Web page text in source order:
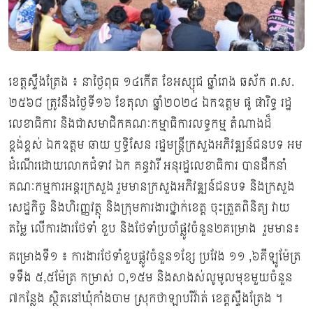
ខេត្តស្ទឹងត្រែង ៖ នាថ្ងៃពុធ ១៤កើត ខែអស្សុជ ឆ្នាំរោង ឆស័ក ព.ស.
២៥៦៨ ត្រូវនឹងថ្ងៃទី១៦ ខែតុលា ឆ្នាំ២០២៤ ឯកឧត្តម ផូ ផារិទ្ធ រដ្ឋ
លេខាធិការ និងជាសមាជិកគណៈកម្មាធិការលទ្ធកម្ម តំណាងដ៏
ខ្ពង់ខ្ពស់ ឯកឧត្តម ឆាយ ឫទ្ធិសែន រដ្ឋមន្ត្រីក្រសួងអភិវឌ្ឍន៍ជនបទ អម
ដំណើរដោយលោកជំទាវ ឯក គន្ធវារី អនុរដ្ឋលេខាធិការ បានដឹកនាំ
គណៈកម្មការអន្តរក្រសួង រួមមានក្រសួងអភិវឌ្ឍន៍ជនបទ និងក្រសួង
សេដ្ឋកិច្ច និងហិរញ្ញវត្ថុ និងក្រុមការងារថ្នាក់ខេត្ត ចុះត្រួតពិនិត្យ វាយ
តម្លៃ លើការងារថែទាំ ខួប និងថែទាំប្រចាំផ្លូវចំនួន២គម្រោង រួមមាន៖
គម្រោងទី១ ៖ ការងារថែទាំខួបផ្លូវចំនួន១ខ្សែ ប្រវែង ១១ ,៦គីឡូម៉ែត្រ
ទទឹង ៥,៥ម៉ែត្រ កម្រាស់ ០,១៥ម និងសាងស់លូមូលមុខមួយចំនួន
៧កន្លែង ស្ថិតនៅឃុំកាំងចាម ស្រុកថាឡាបរិវ៉ាត់ ខេត្តស្ទឹងត្រែង ។